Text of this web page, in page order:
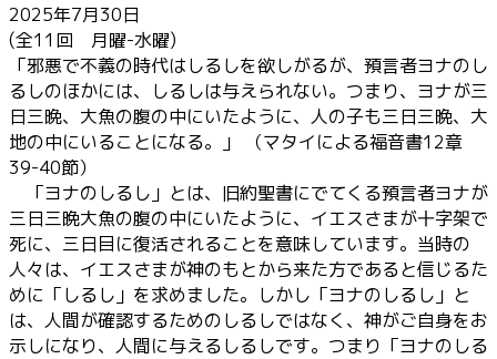
2025年7月30日
(全11回 月曜-水曜)
「邪悪で不義の時代はしるしを欲しがるが、預言者ヨナのし
るしのほかには、しるしは与えられない。つまり、ヨナが三
日三晩、大魚の腹の中にいたように、人の子も三日三晩、大
地の中にいることになる。」 （マタイによる福音書12章
39-40節）
「ヨナのしるし」とは、旧約聖書にでてくる預言者ヨナが
三日三晩大魚の腹の中にいたように、イエスさまが十字架で
死に、三日目に復活されることを意味しています。当時の
人々は、イエスさまが神のもとから来た方であると信じるた
めに「しるし」を求めました。しかし「ヨナのしるし」と
は、人間が確認するためのしるしではなく、神がご自身をお
示しになり、人間に与えるしるしです。つまり「ヨナのしる